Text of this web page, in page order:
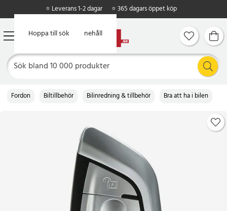
Hoppa till huvudinnehåll
Hoppa till sök
⭐ Leverans 1-2 dagar ⭐ 365 dagars öppet köp
Fordon Biltillbehör Bilinredning & tillbehör Bra att ha i bilen